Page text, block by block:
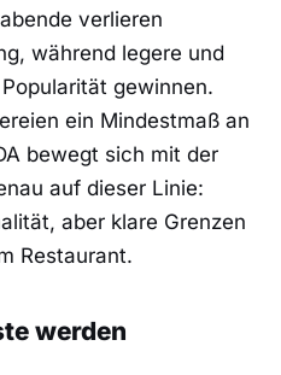
verlieren
während legere und
gewinnen.
ein Mindestmaß an
bewegt sich mit der
auf dieser Linie:
aber klare Grenzen
Restaurant.
werden